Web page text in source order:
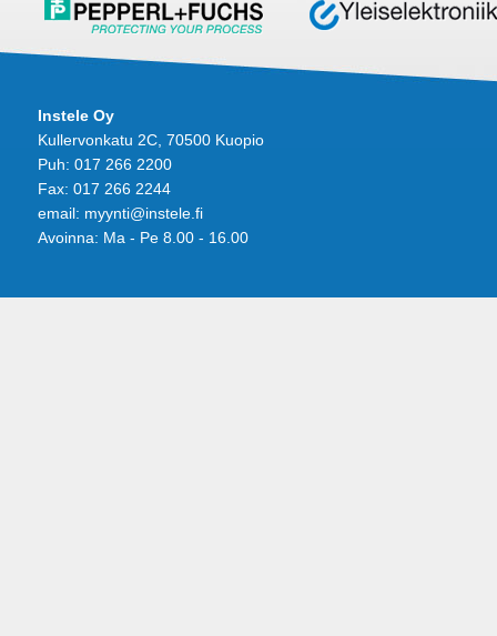
Instele Oy
Kullervonkatu 2C, 70500 Kuopio
Puh: 017 266 2200
Fax: 017 266 2244
email: myynti@instele.fi
Avoinna: Ma - Pe 8.00 - 16.00